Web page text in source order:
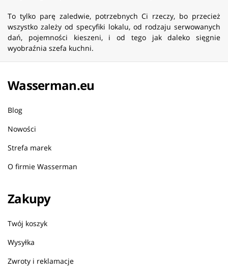
To tylko parę zaledwie, potrzebnych Ci rzeczy, bo przecież
wszystko zależy od specyfiki lokalu, od rodzaju serwowanych
dań, pojemności kieszeni, i od tego jak daleko sięgnie
wyobraźnia szefa kuchni.
Wasserman.eu
Blog
Nowości
Strefa marek
O firmie Wasserman
Zakupy
Twój koszyk
Wysyłka
Zwroty i reklamacje